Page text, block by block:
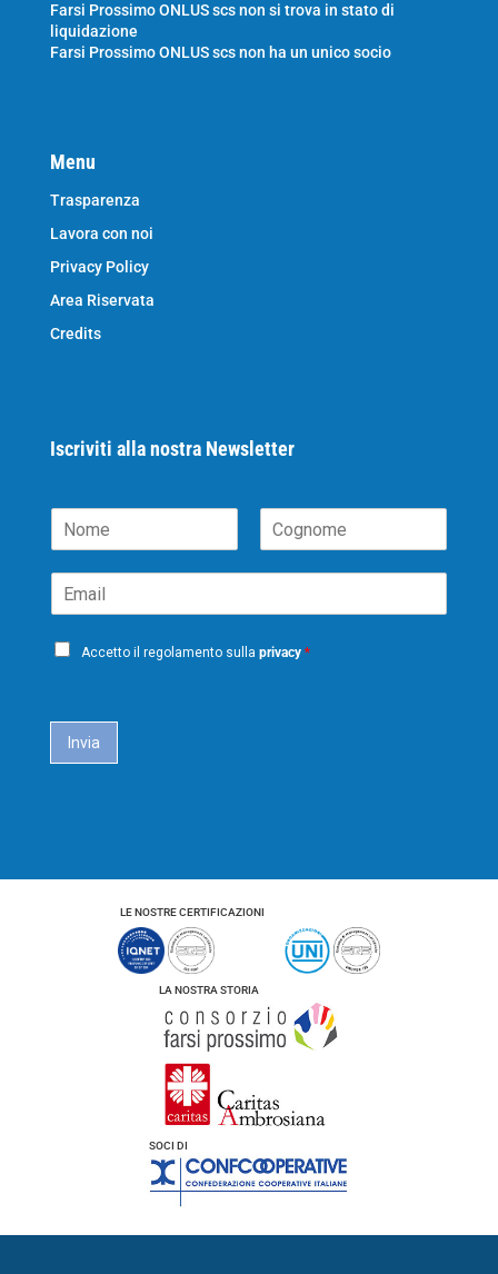
Farsi Prossimo ONLUS scs non si trova in stato di
liquidazione
Farsi Prossimo ONLUS scs non ha un unico socio
Menu
Trasparenza
Lavora con noi
Privacy Policy
Area Riservata
Credits
Iscriviti alla nostra Newsletter
o
e
o
n
m
e
m
P
c
Accetto il regolamento sulla privacy *
Invia
LE NOSTRE CERTIFICAZIONI
LA NOSTRA STORIA
SOCI DI